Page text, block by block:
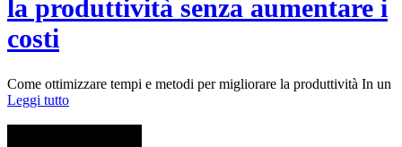
la produttività senza aumentare i
costi
Come ottimizzare tempi e metodi per migliorare la produttività In un
Leggi tutto